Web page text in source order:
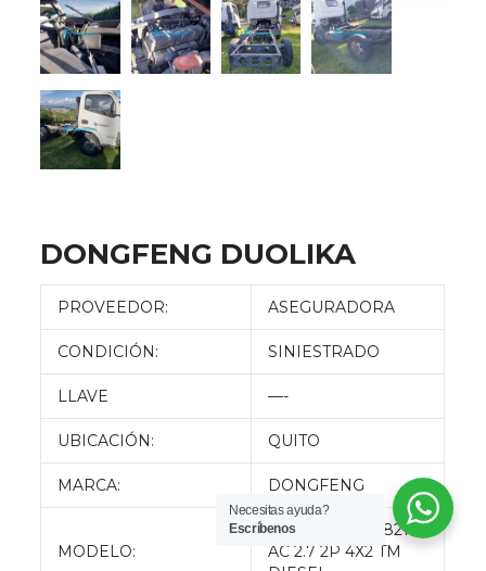
DONGFENG DUOLIKA
PROVEEDOR: ASEGURADORA
CONDICIÓN: SINIESTRADO
LLAVE —-
UBICACIÓN: QUITO
MARCA: DONGFENG
MODELO:
DUOLIKA Q22-821
AC 2.7 2P 4X2 TM
Necesitas ayuda?
Escríbenos